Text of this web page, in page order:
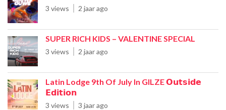
3 views 2 jaar ago
SUPER RICH KIDS – VALENTINE SPECIAL
3 views 2 jaar ago
Latin Lodge 9th Of July In GILZE 𝗢𝘂𝘁𝘀𝗶𝗱𝗲
𝗘𝗱𝗶𝘁𝗶𝗼𝗻
3 views 3 jaar ago